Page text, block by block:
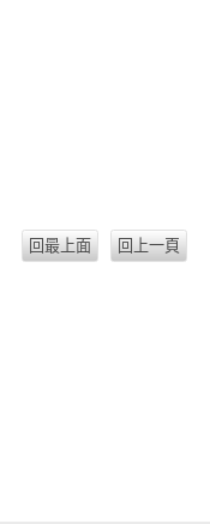
回上一頁
回最上面